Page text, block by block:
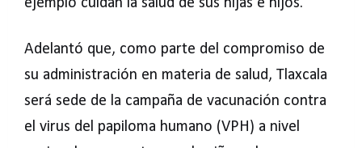
ejemplo cuidan la salud de sus hijas e hijos.
Adelantó que, como parte del compromiso de
su administración en materia de salud, Tlaxcala
será sede de la campaña de vacunación contra
el virus del papiloma humano (VPH) a nivel